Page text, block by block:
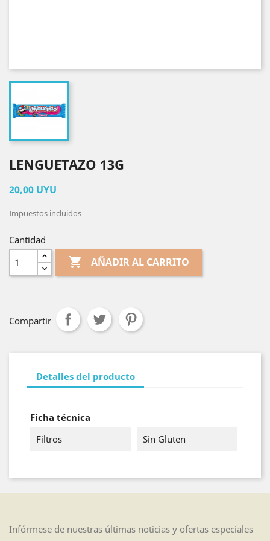
LENGUETAZO 13G
20,00 UYU
Impuestos incluidos
Cantidad
 AÑADIR AL CARRITO
Compartir
Detalles del producto
Ficha técnica
Filtros
Sin Gluten
Infórmese de nuestras últimas noticias y ofertas especiales